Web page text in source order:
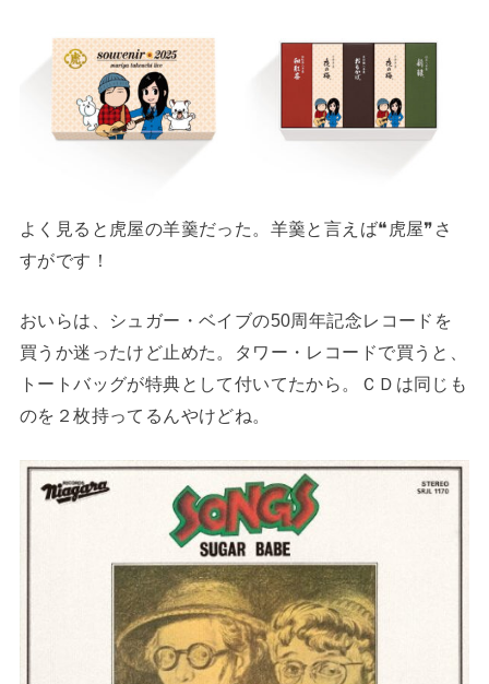
よく見ると虎屋の羊羹だった。羊羹と言えば❝虎屋❞さ
すがです！
おいらは、シュガー・ベイブの50周年記念レコードを
買うか迷ったけど止めた。タワー・レコードで買うと、
トートバッグが特典として付いてたから。ＣＤは同じも
のを２枚持ってるんやけどね。